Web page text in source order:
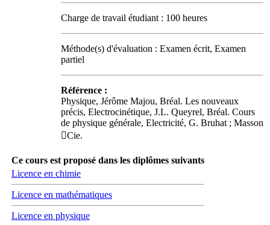
Charge de travail étudiant : 100 heures
Méthode(s) d'évaluation : Examen écrit, Examen
partiel
Référence :
Physique, Jérôme Majou, Bréal. Les nouveaux
précis, Electrocinétique, J.L. Queyrel, Bréal. Cours
de physique générale, Electricité, G. Bruhat ; Masson
Cie.
Ce cours est proposé dans les diplômes suivants
Licence en chimie
Licence en mathématiques
Licence en physique